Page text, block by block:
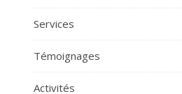
Services
Témoignages
Activités